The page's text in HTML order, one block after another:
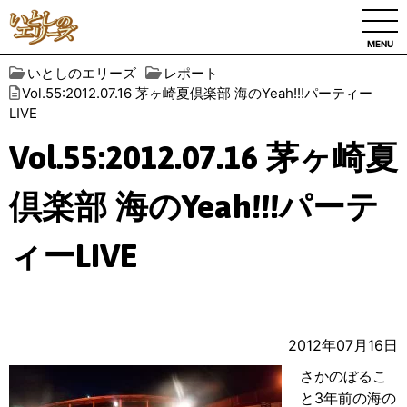
MENU
いとしのエリーズ
レポート
Vol.55:2012.07.16 茅ヶ崎夏倶楽部 海のYeah!!!パーティー
LIVE
Vol.55:2012.07.16 茅ヶ崎夏
倶楽部 海のYeah!!!パーテ
ィーLIVE
2012年07月16日
さかのぼるこ
と3年前の海の